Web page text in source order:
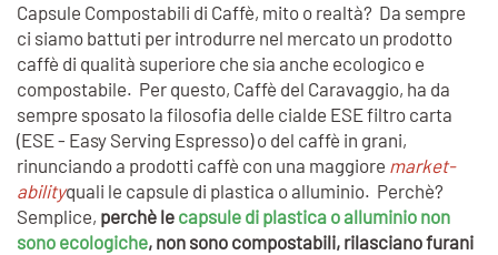
Capsule Compostabili di Caffè, mito o realtà? Da sempre
ci siamo battuti per introdurre nel mercato un prodotto
caffè di qualità superiore che sia anche ecologico e
compostabile. Per questo, Caffè del Caravaggio, ha da
sempre sposato la filosofia delle cialde ESE filtro carta
(ESE - Easy Serving Espresso) o del caffè in grani,
rinunciando a prodotti caffè con una maggiore market-
abilityquali le capsule di plastica o alluminio. Perchè?
Semplice, perchè le capsule di plastica o alluminio non
sono ecologiche, non sono compostabili, rilasciano furani